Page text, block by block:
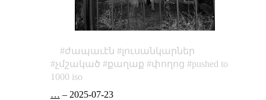
ժապաւէն
լուսանկարներ
չմշակած
քաղաք փողոց
pushed to
1000 iso
… – 2025-07-23